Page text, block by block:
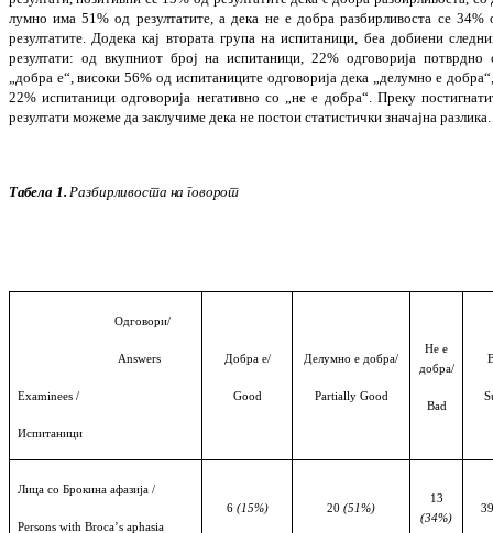
лумно има 51% од резултатите, а дека не е добра разбирливоста се 34%
резултатите. До­дека кај втората група на испитаници, беа до­биени
резултати: од вкупниот број на испитаници, 22% одговорија потврд­но
„добра е“, високи 56% од испи­та­ни­ци­те одговорија дека „делумно е
22% испитаници одговорија негативно со „не е добра“.Преку
резултати мо­жеме да заклучиме дека не постои ста­ти­стички значајна разлика.
Табела 1. Разбирливоста на говорот
Oдговори/
Answers
Examinees /
Испитаници
Добрае/
Good
Делумно е добра/
Partially Good
Не е
добра/
Bad
Лица со Брокина афазија /
Persons with Broca’s aphasia
6 (15%) 20 (51%)
13
(34%)